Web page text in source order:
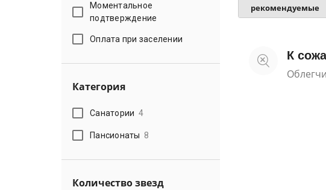
Моментальное
подтверждение
Оплата при заселении
Категория
Санатории 4
Пансионаты 8
Количество звезд
рекомендуемые
К